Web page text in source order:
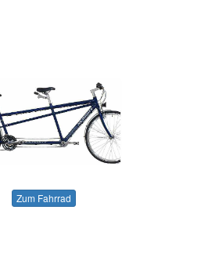
Zum Fahrrad